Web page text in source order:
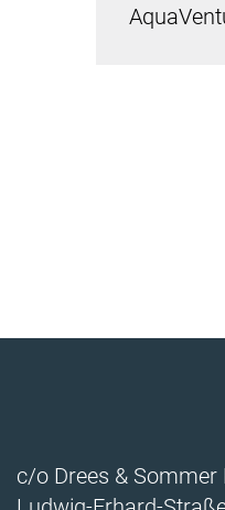
c/o Drees & Sommer